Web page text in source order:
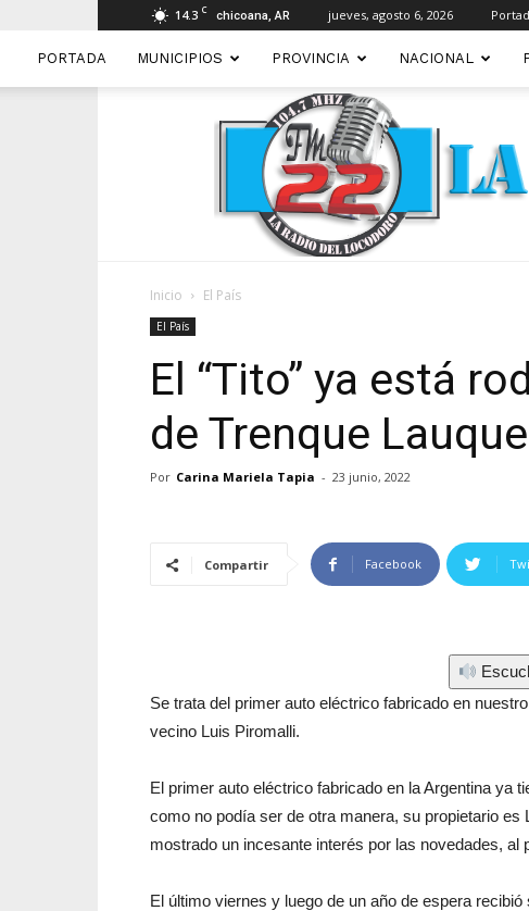
14.3 C chicoana, AR jueves, agosto 6, 2026
PORTADA MUNICIPIOS PROVINCIA NACIONAL
Inicio El País
El País
El “Tito” ya está
de Trenque
Por Carina Mariela Tapia - 23 junio, 2022
Compartir Facebook
Se trata del primer auto eléctrico fabricado en
vecino Luis Piromalli.
El primer auto eléctrico fabricado en la Argentina ya
como no podía ser de otra manera, su propietario
mostrado un incesante interés por las novedades,
El último viernes y luego de un año de espera